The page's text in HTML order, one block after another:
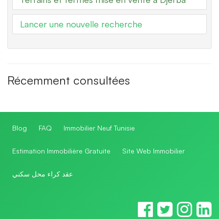
Lancer une nouvelle recherche
Récemment consultées
Blog FAQ Immobilier Neuf Tunisie
Estimation Immobilière Gratuite Site Web Immobilier
عقد كراء محل سكني